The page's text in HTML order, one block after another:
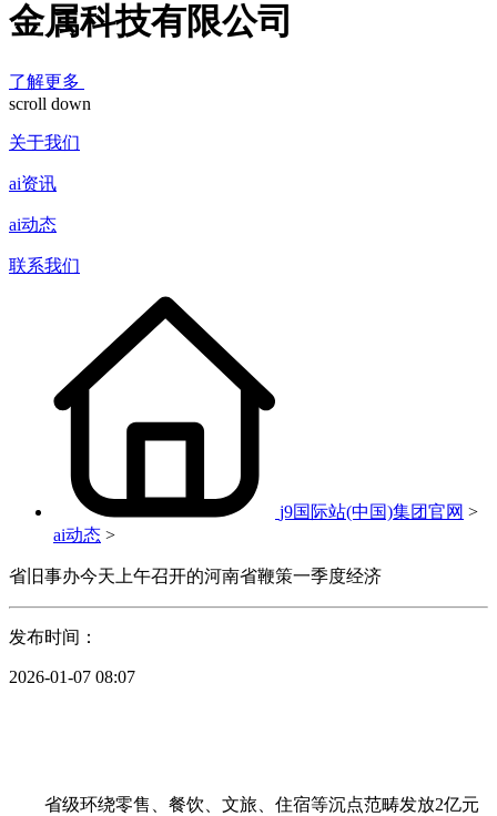
金属科技有限公司
了解更多
scroll down
关于我们
ai资讯
ai动态
联系我们
j9国际站(中国)集团官网 >
ai动态 >
省旧事办今天上午召开的河南省鞭策一季度经济
发布时间：
2026-01-07 08:07
省级环绕零售、餐饮、文旅、住宿等沉点范畴发放2亿元